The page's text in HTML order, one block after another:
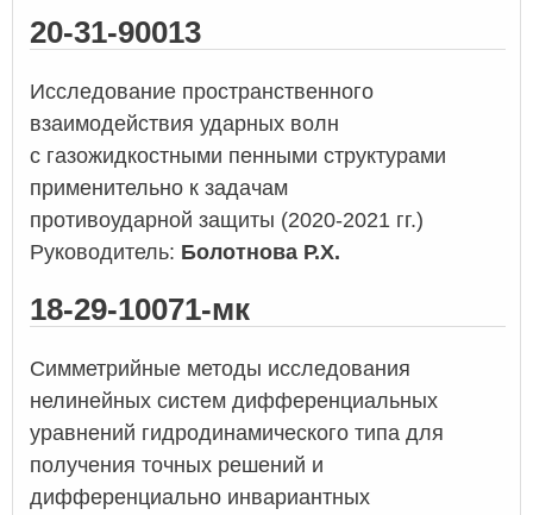
20-31-90013
Исследование пространственного
взаимодействия ударных волн
с газожидкостными пенными структурами
применительно к задачам
противоударной защиты (2020-2021 гг.)
Руководитель: Болотнова Р.Х.
18-29-10071-мк
Симметрийные методы исследования
нелинейных систем дифференциальных
уравнений гидродинамического типа для
получения точных решений и
дифференциально инвариантных